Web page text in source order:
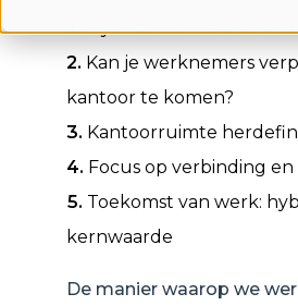
Hybride werken: de
Kan je werknemers
kantoor te komen?
Kantoorruimte
Focus op verbinding
Toekomst van werk:
kernwaarde
De manier waarop we